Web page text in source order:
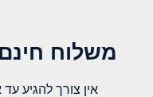
משלוח
אין צורך להגיע עד